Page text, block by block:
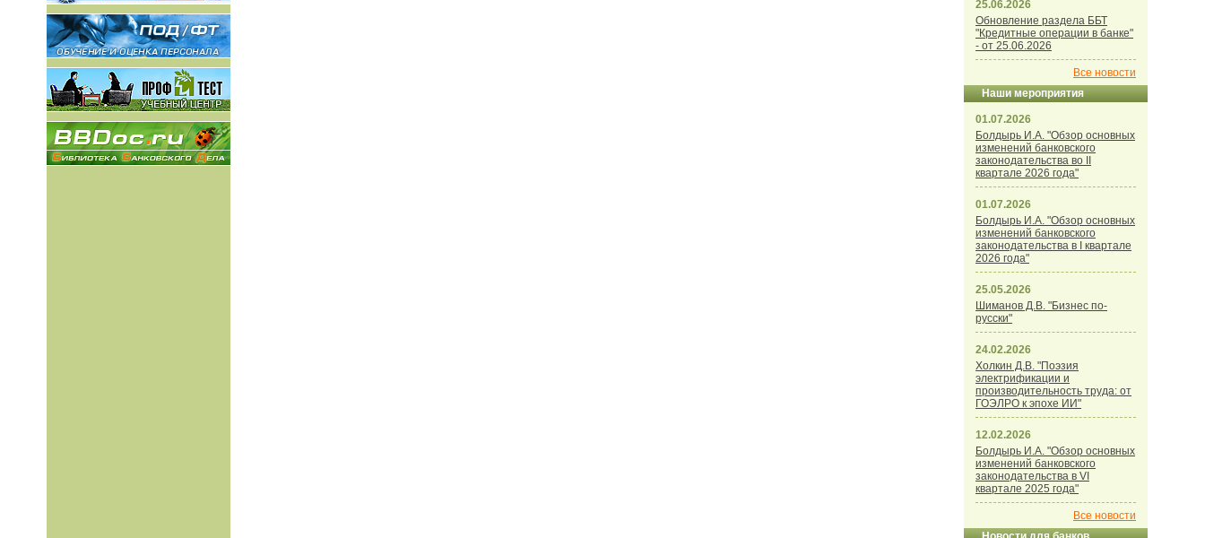
25.06.2026
Обновление раздела ББТ
"Кредитные операции в банке"
- от 25.06.2026
Все новости
Наши мероприятия
01.07.2026
Болдырь И.А. "Обзор основных
изменений банковского
законодательства во II
квартале 2026 года"
01.07.2026
Болдырь И.А. "Обзор основных
изменений банковского
законодательства в I квартале
2026 года"
25.05.2026
Шиманов Д.В. "Бизнес по-
русски"
24.02.2026
Холкин Д.В. "Поэзия
электрификации и
производительность труда: от
ГОЭЛРО к эпохе ИИ"
12.02.2026
Болдырь И.А. "Обзор основных
изменений банковского
законодательства в VI
квартале 2025 года"
Все новости